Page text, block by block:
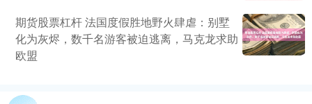
期货股票杠杆 法国度假胜地野火肆虐：别墅
化为灰烬，数千名游客被迫逃离，马克龙求助
欧盟